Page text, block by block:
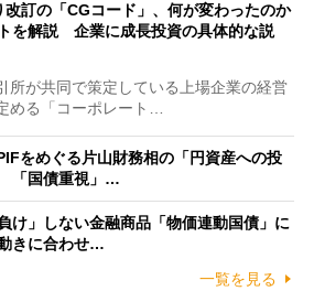
改訂の「CGコード」、何が変わったのか
を解説 企業に成長投資の具体的な説
が共同で策定している上場企業の経営
める「コーポレート…
をめぐる片山財務相の「円資産への投
「国債重視」…
け」しない金融商品「物価連動国債」に
きに合わせ…
一覧を見る